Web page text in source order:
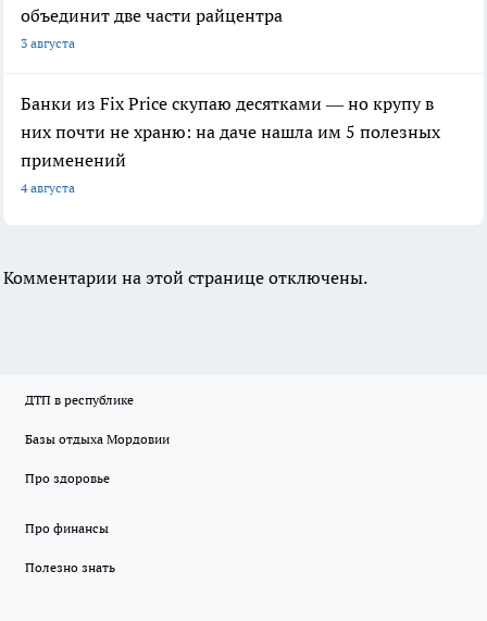
объединит две части райцентра
3 августа
Банки из Fix Price скупаю десятками — но крупу в
них почти не храню: на даче нашла им 5 полезных
применений
4 августа
Комментарии на этой странице отключены.
ДТП в республике
Базы отдыха Мордовии
Про здоровье
Про финансы
Полезно знать